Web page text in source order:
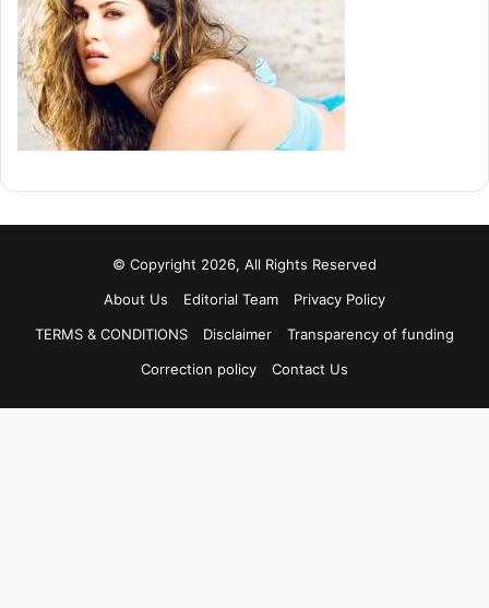
© Copyright 2026, All Rights Reserved
About Us
Editorial Team
Privacy Policy
TERMS & CONDITIONS
Disclaimer
Transparency of funding
Correction policy
Contact Us